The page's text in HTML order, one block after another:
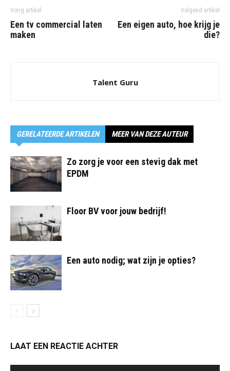
Vorig artikel
Een tv commercial laten
maken
Volgend artikel
Een eigen auto, hoe krijg je
die?
Talent Guru
GERELATEERDE ARTIKELEN MEER VAN DEZE AUTEUR
Zo zorg je voor een stevig dak met
EPDM
Floor BV voor jouw bedrijf!
Een auto nodig; wat zijn je opties?
LAAT EEN REACTIE ACHTER